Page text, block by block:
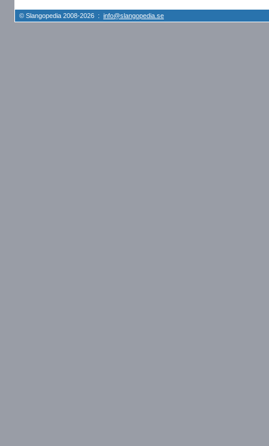
© Slangopedia 2008-2026 : info@slangopedia.se